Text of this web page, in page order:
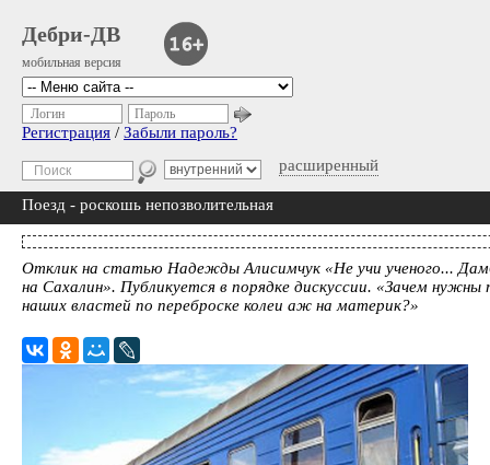
Дебри-ДВ
мобильная версия
расширенный
Логин Пароль
Регистрация / Забыли пароль?
Поезд - роскошь непозволительная
Отклик на статью Надежды Алисимчук «Не учи ученого...
на Сахалин». Публикуется в порядке дискуссии. «Зачем нужны
наших властей по переброске колеи аж на материк?»